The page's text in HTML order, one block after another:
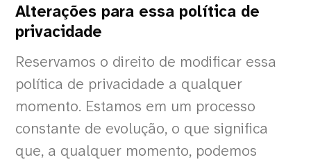
Alterações para essa política de
privacidade
Reservamos o direito de modificar essa
política de privacidade a qualquer
momento. Estamos em um processo
constante de evolução, o que significa
que, a qualquer momento, podemos